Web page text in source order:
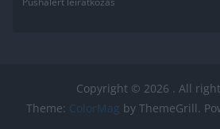
Copyright © 2026 . All
Theme: ColorMag by ThemeGrill.